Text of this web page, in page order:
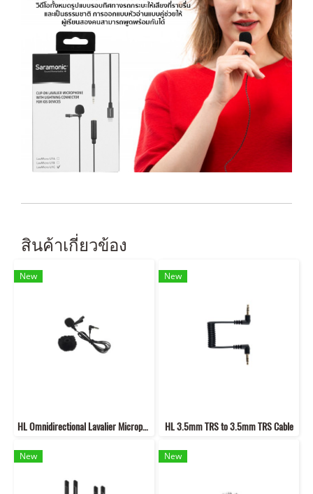
สินค้าเกี่ยวข้อง
New
HL Omnidirectional Lavalier Microphone
New
HL 3.5mm TRS to 3.5mm TRS Cable
New New